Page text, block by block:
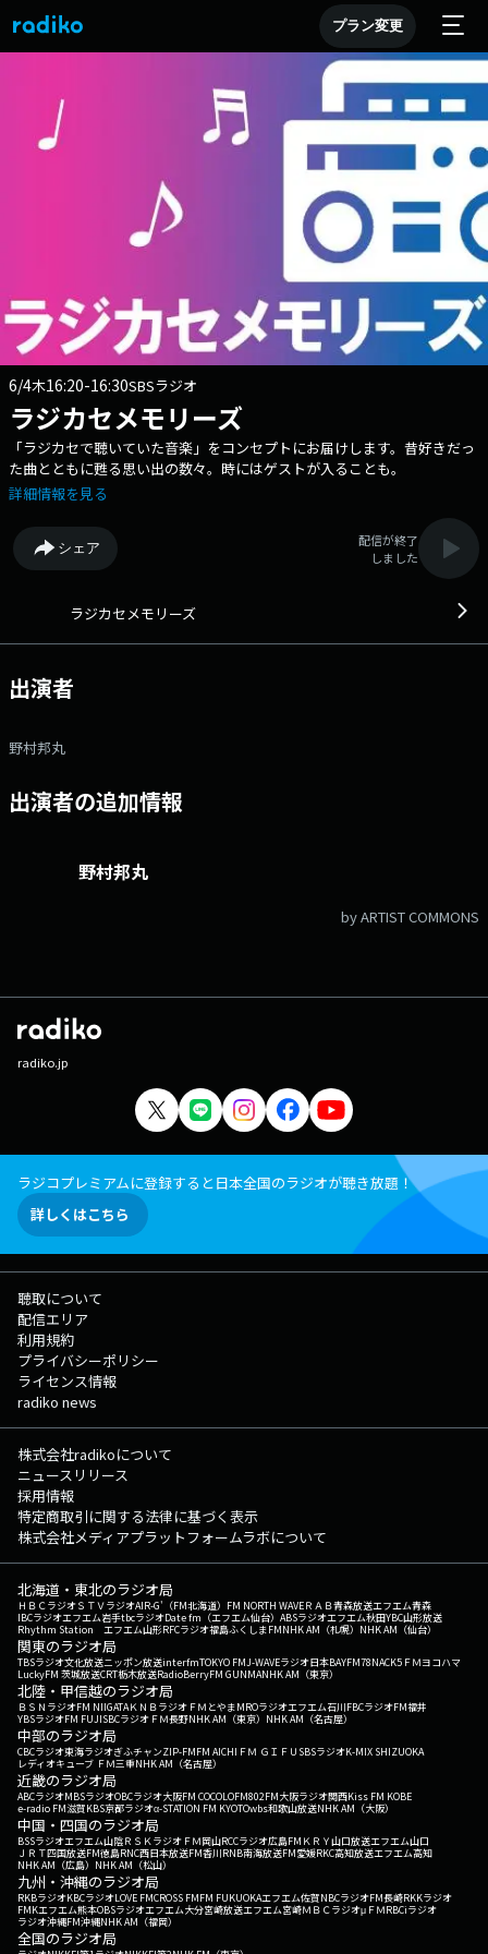
プラン変更
6/4木16:20-16:30SBSラジオ
ラジカセメモリーズ
「ラジカセで聴いていた音楽」をコンセプトにお届けします。昔好きだっ
た曲とともに甦る思い出の数々。時にはゲストが入ることも。
詳細情報を見る
シェア
配信が終了
しました
ラジカセメモリーズ
出演者
野村邦丸
出演者の追加情報
野村邦丸
by ARTIST COMMONS
radiko.jp
ラジコプレミアムに登録すると日本全国のラジオが聴き放題！
詳しくはこちら
聴取について
配信エリア
利用規約
プライバシーポリシー
ライセンス情報
radiko news
株式会社radikoについて
ニュースリリース
採用情報
特定商取引に関する法律に基づく表示
株式会社メディアプラットフォームラボについて
北海道・東北のラジオ局
ＨＢＣラジオＳＴＶラジオAIR-G'（FM北海道） FM NORTH WAVEＲＡＢ青森放送エフエム青森
IBCラジオエフエム岩手tbcラジオDate fm（エフエム仙台） ABSラジオエフエム秋田YBC山形放送
Rhythm Station エフエム山形RFCラジオ福島ふくしまFMNHK AM（札幌） NHK AM（仙台）
関東のラジオ局
TBSラジオ文化放送ニッポン放送interfmTOKYO FMJ-WAVEラジオ日本BAYFM78NACK5 ＦＭヨコハマ
LuckyFM 茨城放送CRT栃木放送RadioBerryFM GUNMANHK AM（東京）
北陸・甲信越のラジオ局
ＢＳＮラジオFM NIIGATAＫＮＢラジオ ＦＭとやまMROラジオエフエム石川FBCラジオFM福井
YBSラジオFM FUJISBCラジオ ＦＭ長野NHK AM（東京） NHK AM（名古屋）
中部のラジオ局
CBCラジオ東海ラジオぎふチャンZIP-FMFM AICHI ＦＭ ＧＩＦＵ SBSラジオK-MIX SHIZUOKA
レディオキューブ ＦＭ三重NHK AM（名古屋）
近畿のラジオ局
ABCラジオMBSラジオOBCラジオ大阪FM COCOLOFM802FM大阪ラジオ関西Kiss FM KOBE
e-radio FM滋賀KBS京都ラジオα-STATION FM KYOTOwbs和歌山放送NHK AM（大阪）
中国・四国のラジオ局
BSSラジオエフエム山陰ＲＳＫラジオ ＦＭ岡山RCCラジオ広島FM ＫＲＹ山口放送エフエム山口
ＪＲＴ四国放送FM徳島RNC西日本放送FM香川RNB南海放送FM愛媛RKC高知放送エフエム高知
NHK AM（広島） NHK AM（松山）
九州・沖縄のラジオ局
RKBラジオKBCラジオLOVE FMCROSS FMFM FUKUOKAエフエム佐賀NBCラジオFM長崎RKKラジオ
FMKエフエム熊本OBSラジオエフエム大分宮崎放送エフエム宮崎ＭＢＣラジオμＦＭRBCiラジオ
ラジオ沖縄FM沖縄NHK AM（福岡）
全国のラジオ局